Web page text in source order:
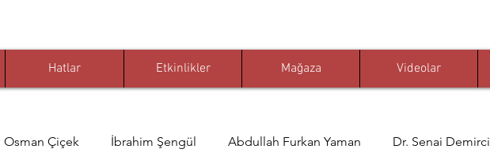
Hatlar Etkinlikler Mağaza Videolar
Osman Çiçek İbrahim Şengül Abdullah Furkan Yaman Dr. Senai Demirci